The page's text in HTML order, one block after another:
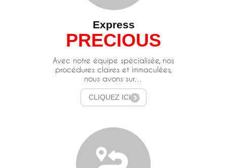
Express
PRECIOUS
Avec notre équipe spécialisée, nos
procédures claires et immaculées,
nous avons sur…
CLIQUEZ ICI